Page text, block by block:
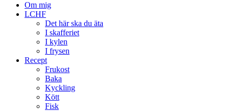
Om mig
LCHF
Det här ska du äta
I skafferiet
I kylen
I frysen
Recept
Frukost
Baka
Kyckling
Kött
Fisk